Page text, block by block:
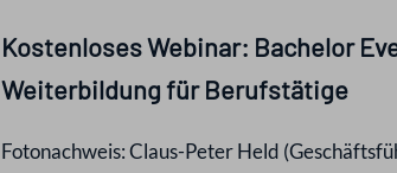
Kostenloses Webinar: Bachelor
Weiterbildung für Berufstätige
Fotonachweis: Claus-Peter Held